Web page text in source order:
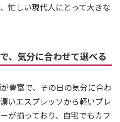
忙しい現代人にとって大きな
、気分に合わせて選べる
豊富で、その日の気分に合わ
いエスプレッソから軽いブレ
が揃っており、自宅でもカフ